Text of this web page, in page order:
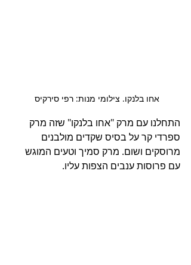
אחו בלנקו. צילומי מנות: רפי סירקיס
התחלנו עם מרק "אחו בלנקו" שזה מרק
ספרדי קר על בסיס שקדים מולבנים
מרוסקים ושום. מרק סמיך וטעים המוגש
עם פרוסות ענבים הצפות עליו.